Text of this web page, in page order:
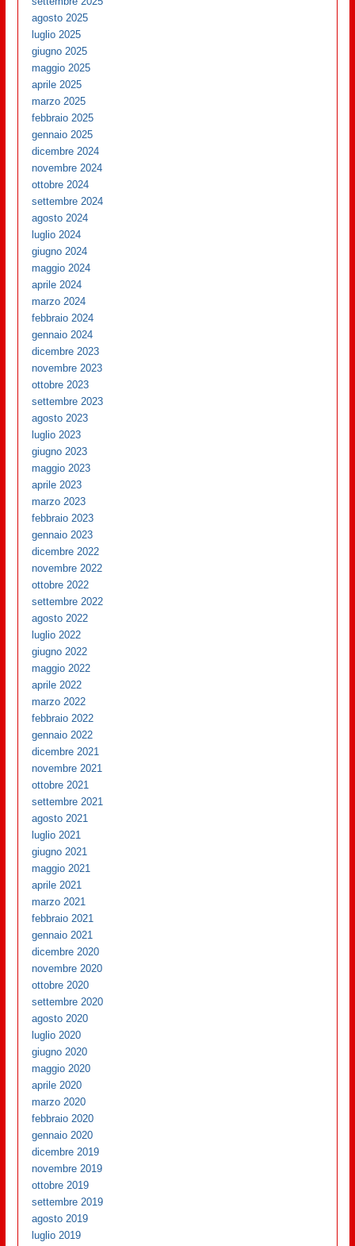
agosto 2025
luglio 2025
giugno 2025
maggio 2025
aprile 2025
marzo 2025
febbraio 2025
gennaio 2025
dicembre 2024
novembre 2024
ottobre 2024
settembre 2024
agosto 2024
luglio 2024
giugno 2024
maggio 2024
aprile 2024
marzo 2024
febbraio 2024
gennaio 2024
dicembre 2023
novembre 2023
ottobre 2023
settembre 2023
agosto 2023
luglio 2023
giugno 2023
maggio 2023
aprile 2023
marzo 2023
febbraio 2023
gennaio 2023
dicembre 2022
novembre 2022
ottobre 2022
settembre 2022
agosto 2022
luglio 2022
giugno 2022
maggio 2022
aprile 2022
marzo 2022
febbraio 2022
gennaio 2022
dicembre 2021
novembre 2021
ottobre 2021
settembre 2021
agosto 2021
luglio 2021
giugno 2021
maggio 2021
aprile 2021
marzo 2021
febbraio 2021
gennaio 2021
dicembre 2020
novembre 2020
ottobre 2020
settembre 2020
agosto 2020
luglio 2020
giugno 2020
maggio 2020
aprile 2020
marzo 2020
febbraio 2020
gennaio 2020
dicembre 2019
novembre 2019
ottobre 2019
settembre 2019
agosto 2019
luglio 2019